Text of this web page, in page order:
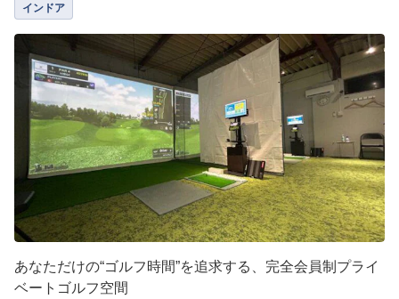
インドア
あなただけの“ゴルフ時間”を追求する、完全会員制プライ
ベートゴルフ空間